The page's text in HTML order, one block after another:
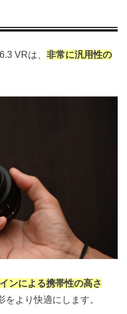
VRは、 非常に汎用性の
ンによる携帯性の高さ
より快適にします。